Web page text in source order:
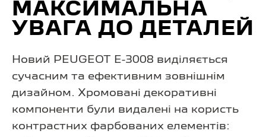
МАКСИМАЛЬНА
УВАГА ДО ДЕТАЛЕЙ
Новий PEUGEOT E-3008 виділяється
сучасним та ефективним зовнішнім
дизайном. Хромовані декоративні
компоненти були видалені на користь
контрастних фарбованих елементів: